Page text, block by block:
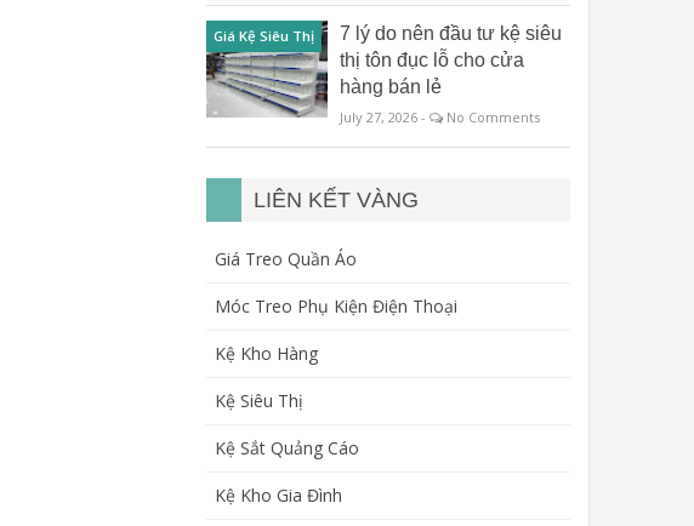
Giá Kệ Siêu Thị
7 lý do nên đầu tư kệ siêu
thị tôn đục lỗ cho cửa
hàng bán lẻ
July 27, 2026 - No Comments
LIÊN KẾT VÀNG
Giá Treo Quần Áo
Móc Treo Phụ Kiện Điện Thoại
Kệ Kho Hàng
Kệ Siêu Thị
Kệ Sắt Quảng Cáo
Kệ Kho Gia Đình